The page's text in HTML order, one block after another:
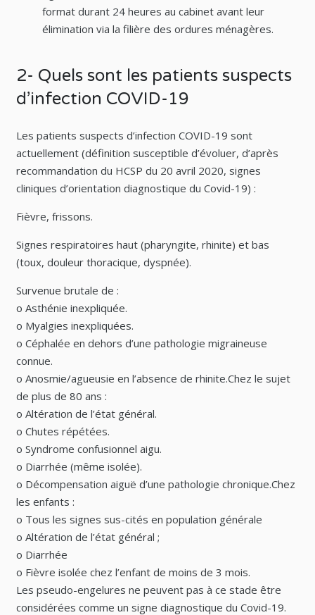
format durant 24 heures au cabinet avant leur
élimination via la filière des ordures ménagères.
2- Quels sont les patients suspects
d’infection COVID-19
Les patients suspects d’infection COVID-19 sont
actuellement (définition susceptible d’évoluer, d’après
recommandation du HCSP du 20 avril 2020, signes
cliniques d’orientation diagnostique du Covid-19) :
Fièvre, frissons.
Signes respiratoires haut (pharyngite, rhinite) et bas
(toux, douleur thoracique, dyspnée).
Survenue brutale de :
o Asthénie inexpliquée.
o Myalgies inexpliquées.
o Céphalée en dehors d’une pathologie migraineuse
connue.
o Anosmie/agueusie en l’absence de rhinite.Chez le sujet
de plus de 80 ans :
o Altération de l’état général.
o Chutes répétées.
o Syndrome confusionnel aigu.
o Diarrhée (même isolée).
o Décompensation aiguë d’une pathologie chronique.Chez
les enfants :
o Tous les signes sus-cités en population générale
o Altération de l’état général ;
o Diarrhée
o Fièvre isolée chez l’enfant de moins de 3 mois.
Les pseudo-engelures ne peuvent pas à ce stade être
considérées comme un signe diagnostique du Covid-19.